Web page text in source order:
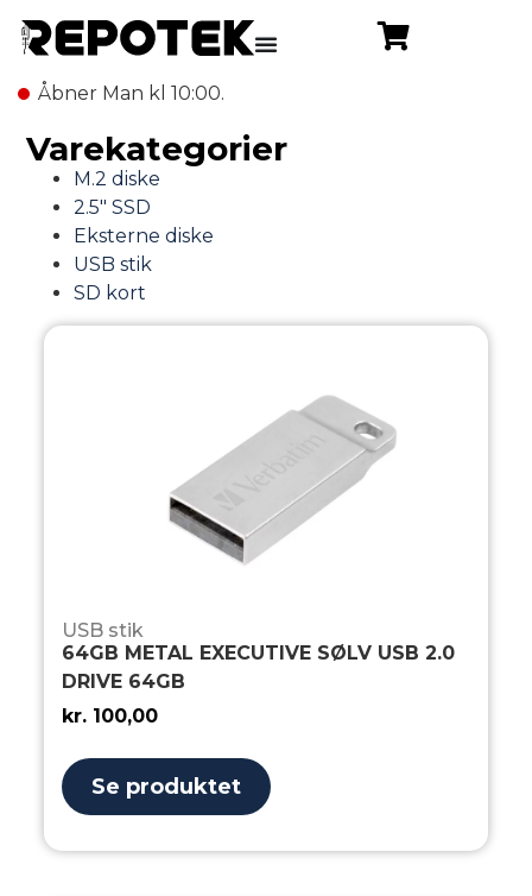
Åbner Man kl 10:00.
Varekategorier
M.2 diske
2.5" SSD
Eksterne diske
USB stik
SD kort
USB stik
64GB METAL EXECUTIVE SØLV USB 2.0
DRIVE 64GB
kr. 100,00
Se produktet